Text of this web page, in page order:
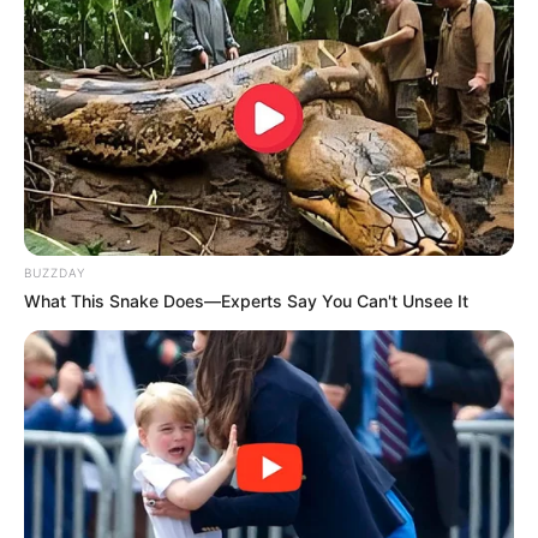
--ad5
“Art. 3º O art. 9º -A da Lei nº 11.350, de 5 de outubro de 2006,
passa a vigorar acrescido do seguinte § 3º :
‘Art. 9º -A ....................................................................
§ 3º O exercício de trabalho de forma habitual e permanente em
condições insalubres, acima dos limites de tolerância estabelecidos
pelo órgão competente do Poder Executivo federal, assegura aos
agentes de que trata esta Lei a percepção de adicional de
insalubridade, calculado sobre o seu vencimento ou salário-base:
I - nos termos do disposto no art. 192 da Consolidação das Leis do
Trabalho (CLT), aprovada pelo Decreto-Lei nº 5.452, de 1º de maio
BUZZDAY
What This Snake Does—Experts Say You Can't Unsee It